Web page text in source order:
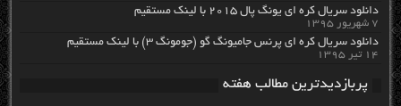
دانلود سریال کره ای یونگ پال ۲۰۱۵ با لینک مستقیم
۷ شهریور ۱۳۹۵
دانلود سریال کره ای پرنس جامیونگ گو (جومونگ ۳) با لینک مستقیم
۱۴ تیر ۱۳۹۵
پربازدیدترین مطالب هفته